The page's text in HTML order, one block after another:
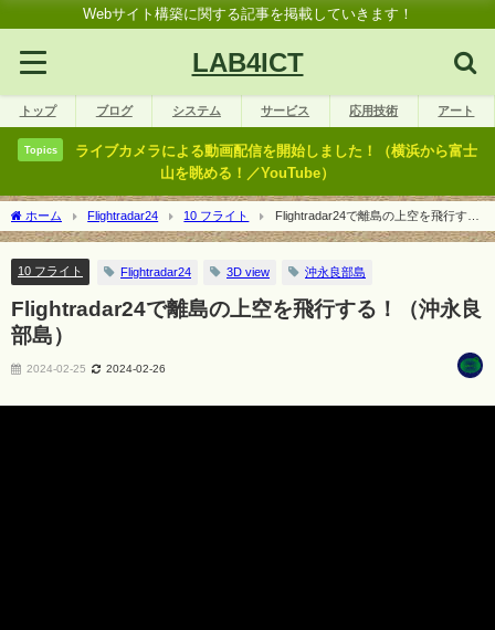
Webサイト構築に関する記事を掲載していきます！
LAB4ICT
トップ ブログ システム サービス 応用技術 アート
Topics
ライブカメラによる動画配信を開始しました！（横浜から富士
山を眺める！／YouTube）
ホーム Flightradar24 10 フライト
Flightradar24で離島の上空を飛行す
る！（沖永良部島）
10 フライト Flightradar24 3D view 沖永良部島
Flightradar24で離島の上空を飛行する！（沖永良
部島）
2024-02-25 2024-02-26